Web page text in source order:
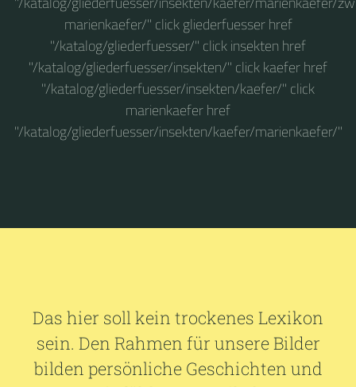
marienkaefer/" click gliederfuesser href
"/katalog/gliederfuesser/" click insekten href
"/katalog/gliederfuesser/insekten/" click kaefer href
"/katalog/gliederfuesser/insekten/kaefer/" click
marienkaefer href
"/katalog/gliederfuesser/insekten/kaefer/marienkaefer/"
Das hier soll kein trockenes Lexikon
sein. Den Rahmen für unsere Bilder
bilden persönliche Geschichten und